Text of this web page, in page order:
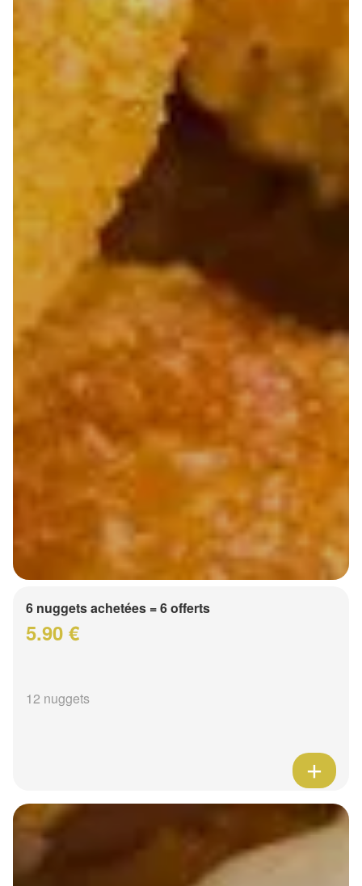
6 nuggets achetées = 6 offerts
5.90 €
12 nuggets